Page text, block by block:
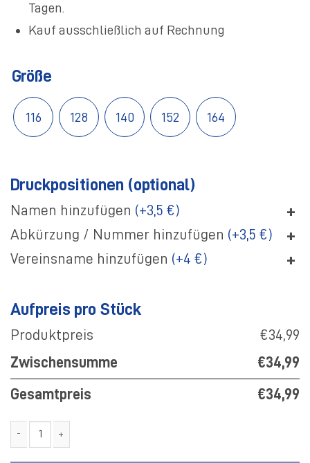
Tagen.
Kauf ausschließlich auf Rechnung
Größe
116 128 140 152 164
Druckpositionen (optional)
Namen hinzufügen (+3,5 €) +
Abkürzung / Nummer hinzufügen (+3,5 €) +
Vereinsname hinzufügen (+4 €) +
Aufpreis pro Stück
Produktpreis
€34,99
Zwischensumme
€34,99
Gesamtpreis €34,99